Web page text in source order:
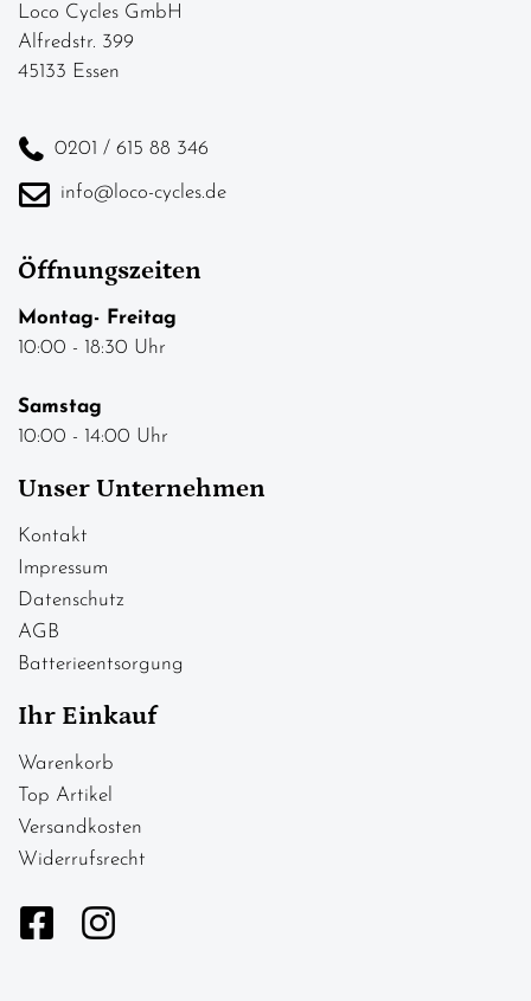
Loco Cycles GmbH
Alfredstr. 399
45133 Essen
0201 / 615 88 346
info@loco-cycles.de
Öffnungszeiten
Montag- Freitag
10:00 - 18:30 Uhr
Samstag
10:00 - 14:00 Uhr
Unser Unternehmen
Kontakt
Impressum
Datenschutz
AGB
Batterieentsorgung
Ihr Einkauf
Warenkorb
Top Artikel
Versandkosten
Widerrufsrecht